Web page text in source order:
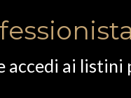
accedi ai listini